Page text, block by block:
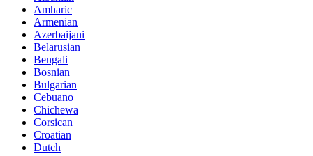
Amharic
Armenian
Azerbaijani
Belarusian
Bengali
Bosnian
Bulgarian
Cebuano
Chichewa
Corsican
Croatian
Dutch